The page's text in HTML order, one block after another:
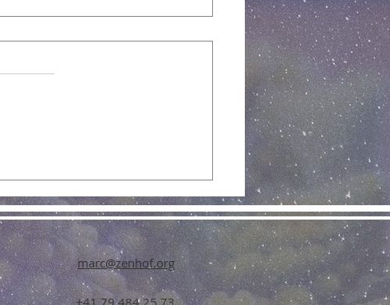
Evolution der Menschheit
mit KI und das
zurücklassen des
Werkzeugs
marc@zenhof.org